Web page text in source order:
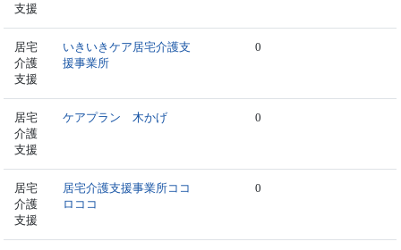
支援
居宅
介護
支援
いきいきケア居宅介護支
援事業所
0
居宅
介護
支援
ケアプラン 木かげ 0
居宅
介護
支援
居宅介護支援事業所ココ
ロココ
0